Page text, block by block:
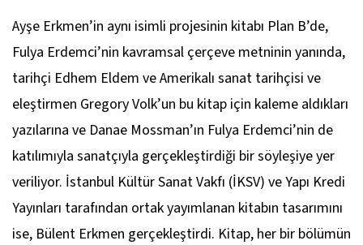
Ayşe Erkmen’in aynı isimli projesinin kitabı Plan B’de,
Fulya Erdemci’nin kavramsal çerçeve metninin yanında,
tarihçi Edhem Eldem ve Amerikalı sanat tarihçisi ve
eleştirmen Gregory Volk’un bu kitap için kaleme aldıkları
yazılarına ve Danae Mossman’ın Fulya Erdemci’nin de
katılımıyla sanatçıyla gerçekleştirdiği bir söyleşiye yer
veriliyor. İstanbul Kültür Sanat Vakfı (İKSV) ve Yapı Kredi
Yayınları tarafından ortak yayımlanan kitabın tasarımını
ise, Bülent Erkmen gerçekleştirdi. Kitap, her bir bölümün